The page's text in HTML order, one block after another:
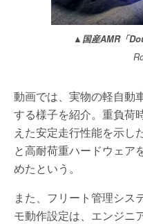
▲国産AMR「
動画では、実物の軽自動
する様子を紹介。重負荷
えた安定走行性能を示し
と高耐荷重ハードウェア
めたという。
また、フリート管理シス
モ動作設定は、エンジニ